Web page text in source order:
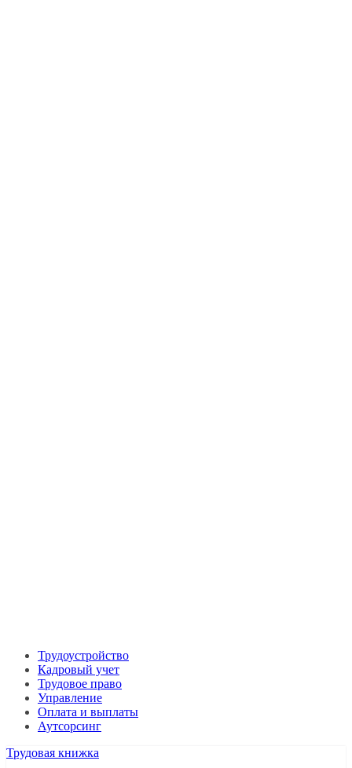
Трудоустройство
Кадровый учет
Трудовое право
Управление
Оплата и выплаты
Аутсорсинг
Трудовая книжка